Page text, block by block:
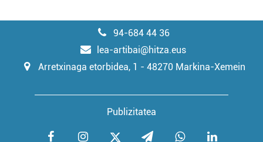
94-684 44 36
lea-artibai@hitza.eus
Arretxinaga etorbidea, 1 - 48270 Markina-Xemein
Publizitatea